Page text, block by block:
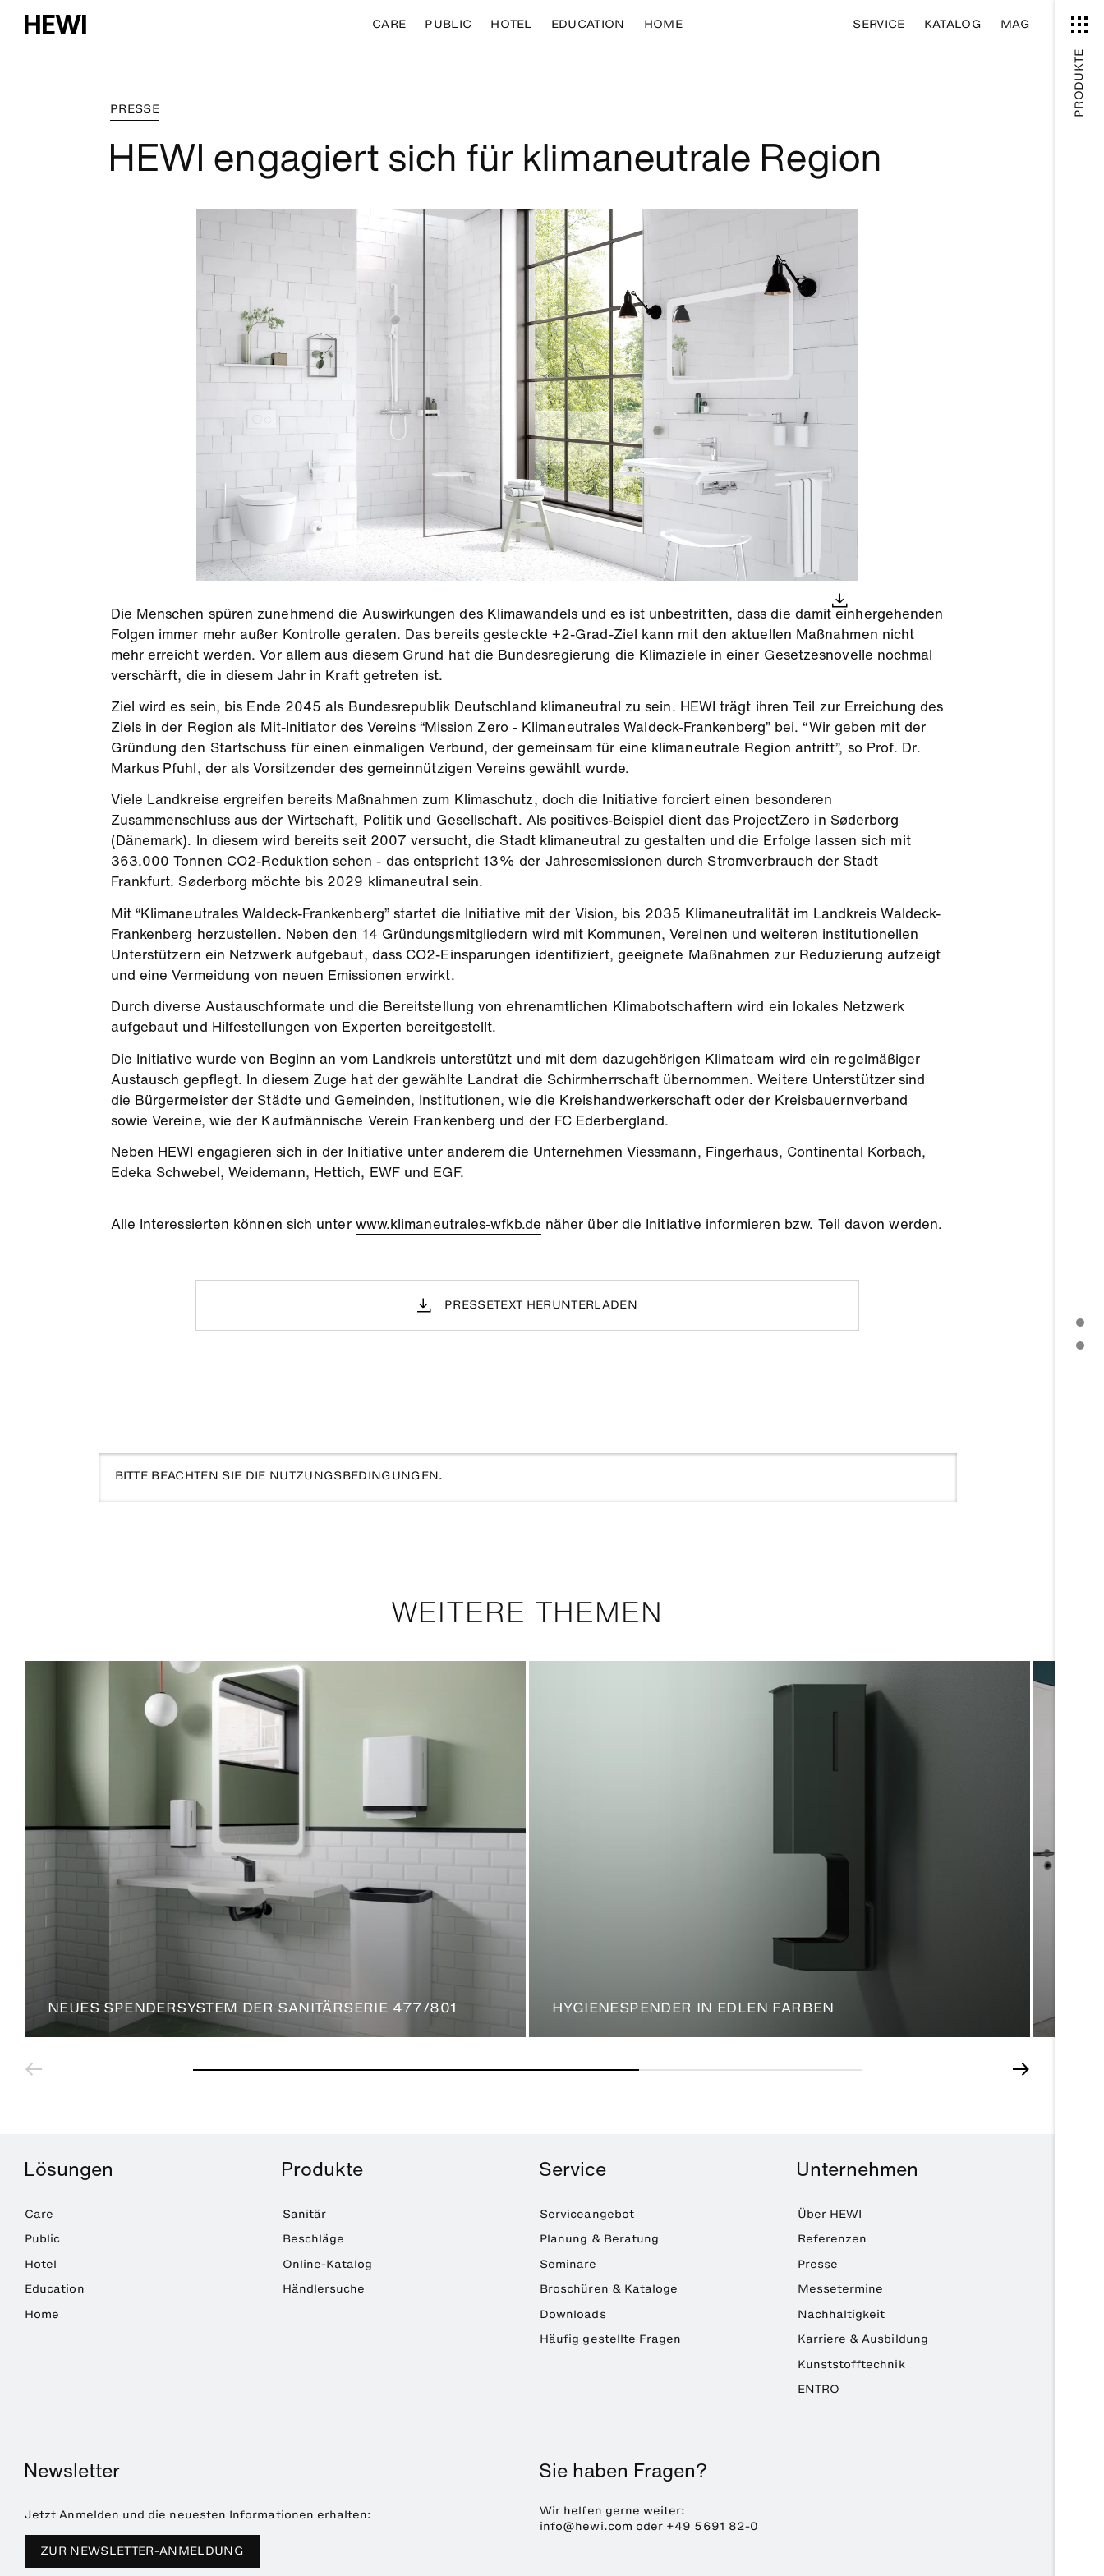
CARE PUBLIC HOTEL EDUCATION HOME SERVICE KATALOG MAG
PRESSE
HEWI engagiert sich für klimaneutrale Region
Die Menschen spüren zunehmend die Auswirkungen des Klimawandels und es ist unbestritten, dass die damit einhergehenden
Folgen immer mehr außer Kontrolle geraten. Das bereits gesteckte +2-Grad-Ziel kann mit den aktuellen Maßnahmen nicht
mehr erreicht werden. Vor allem aus diesem Grund hat die Bundesregierung die Klimaziele in einer Gesetzesnovelle nochmal
verschärft, die in diesem Jahr in Kraft getreten ist.
Ziel wird es sein, bis Ende 2045 als Bundesrepublik Deutschland klimaneutral zu sein. HEWI trägt ihren Teil zur Erreichung des
Ziels in der Region als Mit-Initiator des Vereins “Mission Zero - Klimaneutrales Waldeck-Frankenberg” bei. “Wir geben mit der
Gründung den Startschuss für einen einmaligen Verbund, der gemeinsam für eine klimaneutrale Region antritt”, so Prof. Dr.
Markus Pfuhl, der als Vorsitzender des gemeinnützigen Vereins gewählt wurde.
Viele Landkreise ergreifen bereits Maßnahmen zum Klimaschutz, doch die Initiative forciert einen besonderen
Zusammenschluss aus der Wirtschaft, Politik und Gesellschaft. Als positives-Beispiel dient das ProjectZero in Søderborg
(Dänemark). In diesem wird bereits seit 2007 versucht, die Stadt klimaneutral zu gestalten und die Erfolge lassen sich mit
363.000 Tonnen CO2-Reduktion sehen - das entspricht 13% der Jahresemissionen durch Stromverbrauch der Stadt
Frankfurt. Søderborg möchte bis 2029 klimaneutral sein.
Mit “Klimaneutrales Waldeck-Frankenberg” startet die Initiative mit der Vision, bis 2035 Klimaneutralität im Landkreis Waldeck-
Frankenberg herzustellen. Neben den 14 Gründungsmitgliedern wird mit Kommunen, Vereinen und weiteren institutionellen
Unterstützern ein Netzwerk aufgebaut, dass CO2-Einsparungen identifiziert, geeignete Maßnahmen zur Reduzierung aufzeigt
und eine Vermeidung von neuen Emissionen erwirkt.
Durch diverse Austauschformate und die Bereitstellung von ehrenamtlichen Klimabotschaftern wird ein lokales Netzwerk
aufgebaut und Hilfestellungen von Experten bereitgestellt.
Die Initiative wurde von Beginn an vom Landkreis unterstützt und mit dem dazugehörigen Klimateam wird ein regelmäßiger
Austausch gepflegt. In diesem Zuge hat der gewählte Landrat die Schirmherrschaft übernommen. Weitere Unterstützer sind
die Bürgermeister der Städte und Gemeinden, Institutionen, wie die Kreishandwerkerschaft oder der Kreisbauernverband
sowie Vereine, wie der Kaufmännische Verein Frankenberg und der FC Ederbergland.
Neben HEWI engagieren sich in der Initiative unter anderem die Unternehmen Viessmann, Fingerhaus, Continental Korbach,
Edeka Schwebel, Weidemann, Hettich, EWF und EGF.
Alle Interessierten können sich unter www.klimaneutrales-wfkb.de näher über die Initiative informieren bzw. Teil davon werden.
PRESSETEXT HERUNTERLADEN
BITTE BEACHTEN SIE DIE NUTZUNGSBEDINGUNGEN.
WEITERE THEMEN
NEUES SPENDERSYSTEM DER SANITÄRSERIE 477/801 HYGIENESPENDER IN EDLEN FARBEN
Lösungen
Care
Public
Hotel
Education
Home
Produkte
Sanitär
Beschläge
Online-Katalog
Händlersuche
Service
Serviceangebot
Planung & Beratung
Seminare
Broschüren & Kataloge
Downloads
Häufig gestellte Fragen
Unternehmen
Über HEWI
Referenzen
Presse
Messetermine
Nachhaltigkeit
Karriere & Ausbildung
Kunststofftechnik
ENTRO
Newsletter
Jetzt Anmelden und die neuesten Informationen erhalten:
ZUR NEWSLETTER-ANMELDUNG
Sie haben Fragen?
Wir helfen gerne weiter:
info@hewi.com oder +49 5691 82-0
PRODUKTE